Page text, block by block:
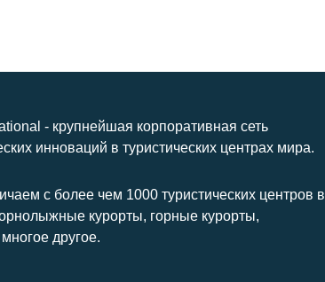
- крупнейшая корпоративная сеть
инноваций в туристических центрах мира.
с более чем 1000 туристических центров в
курорты, горные курорты,
другое.